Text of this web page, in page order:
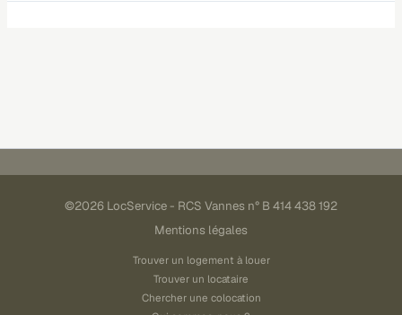
©2026 LocService - RCS Vannes n° B 414 438 192
Mentions légales
Trouver un logement à louer
Trouver un locataire
Chercher une colocation